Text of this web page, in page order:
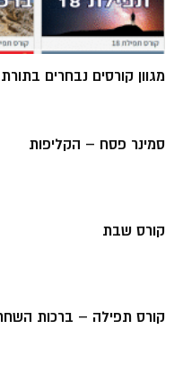
מגוון קורסים נבחרים
סמינר פסח – הקליפות
קורס שבת
קורס תפילה – ברכות